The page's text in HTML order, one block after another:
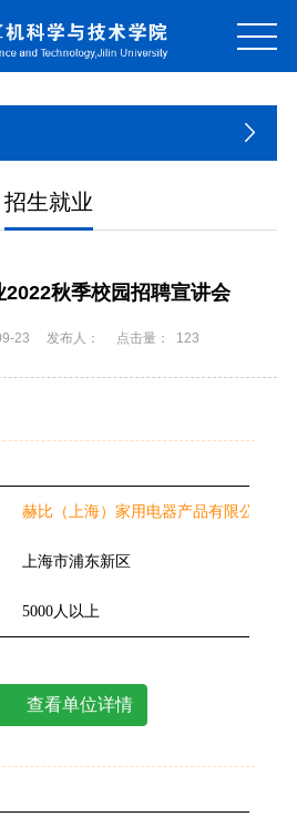
招生就业
秋季校园招聘宣讲会
23 发布人： 点击量： 123
赫比（上海）家用电器产品有限公司
上海市浦东新区
5000人以上
查看单位详情